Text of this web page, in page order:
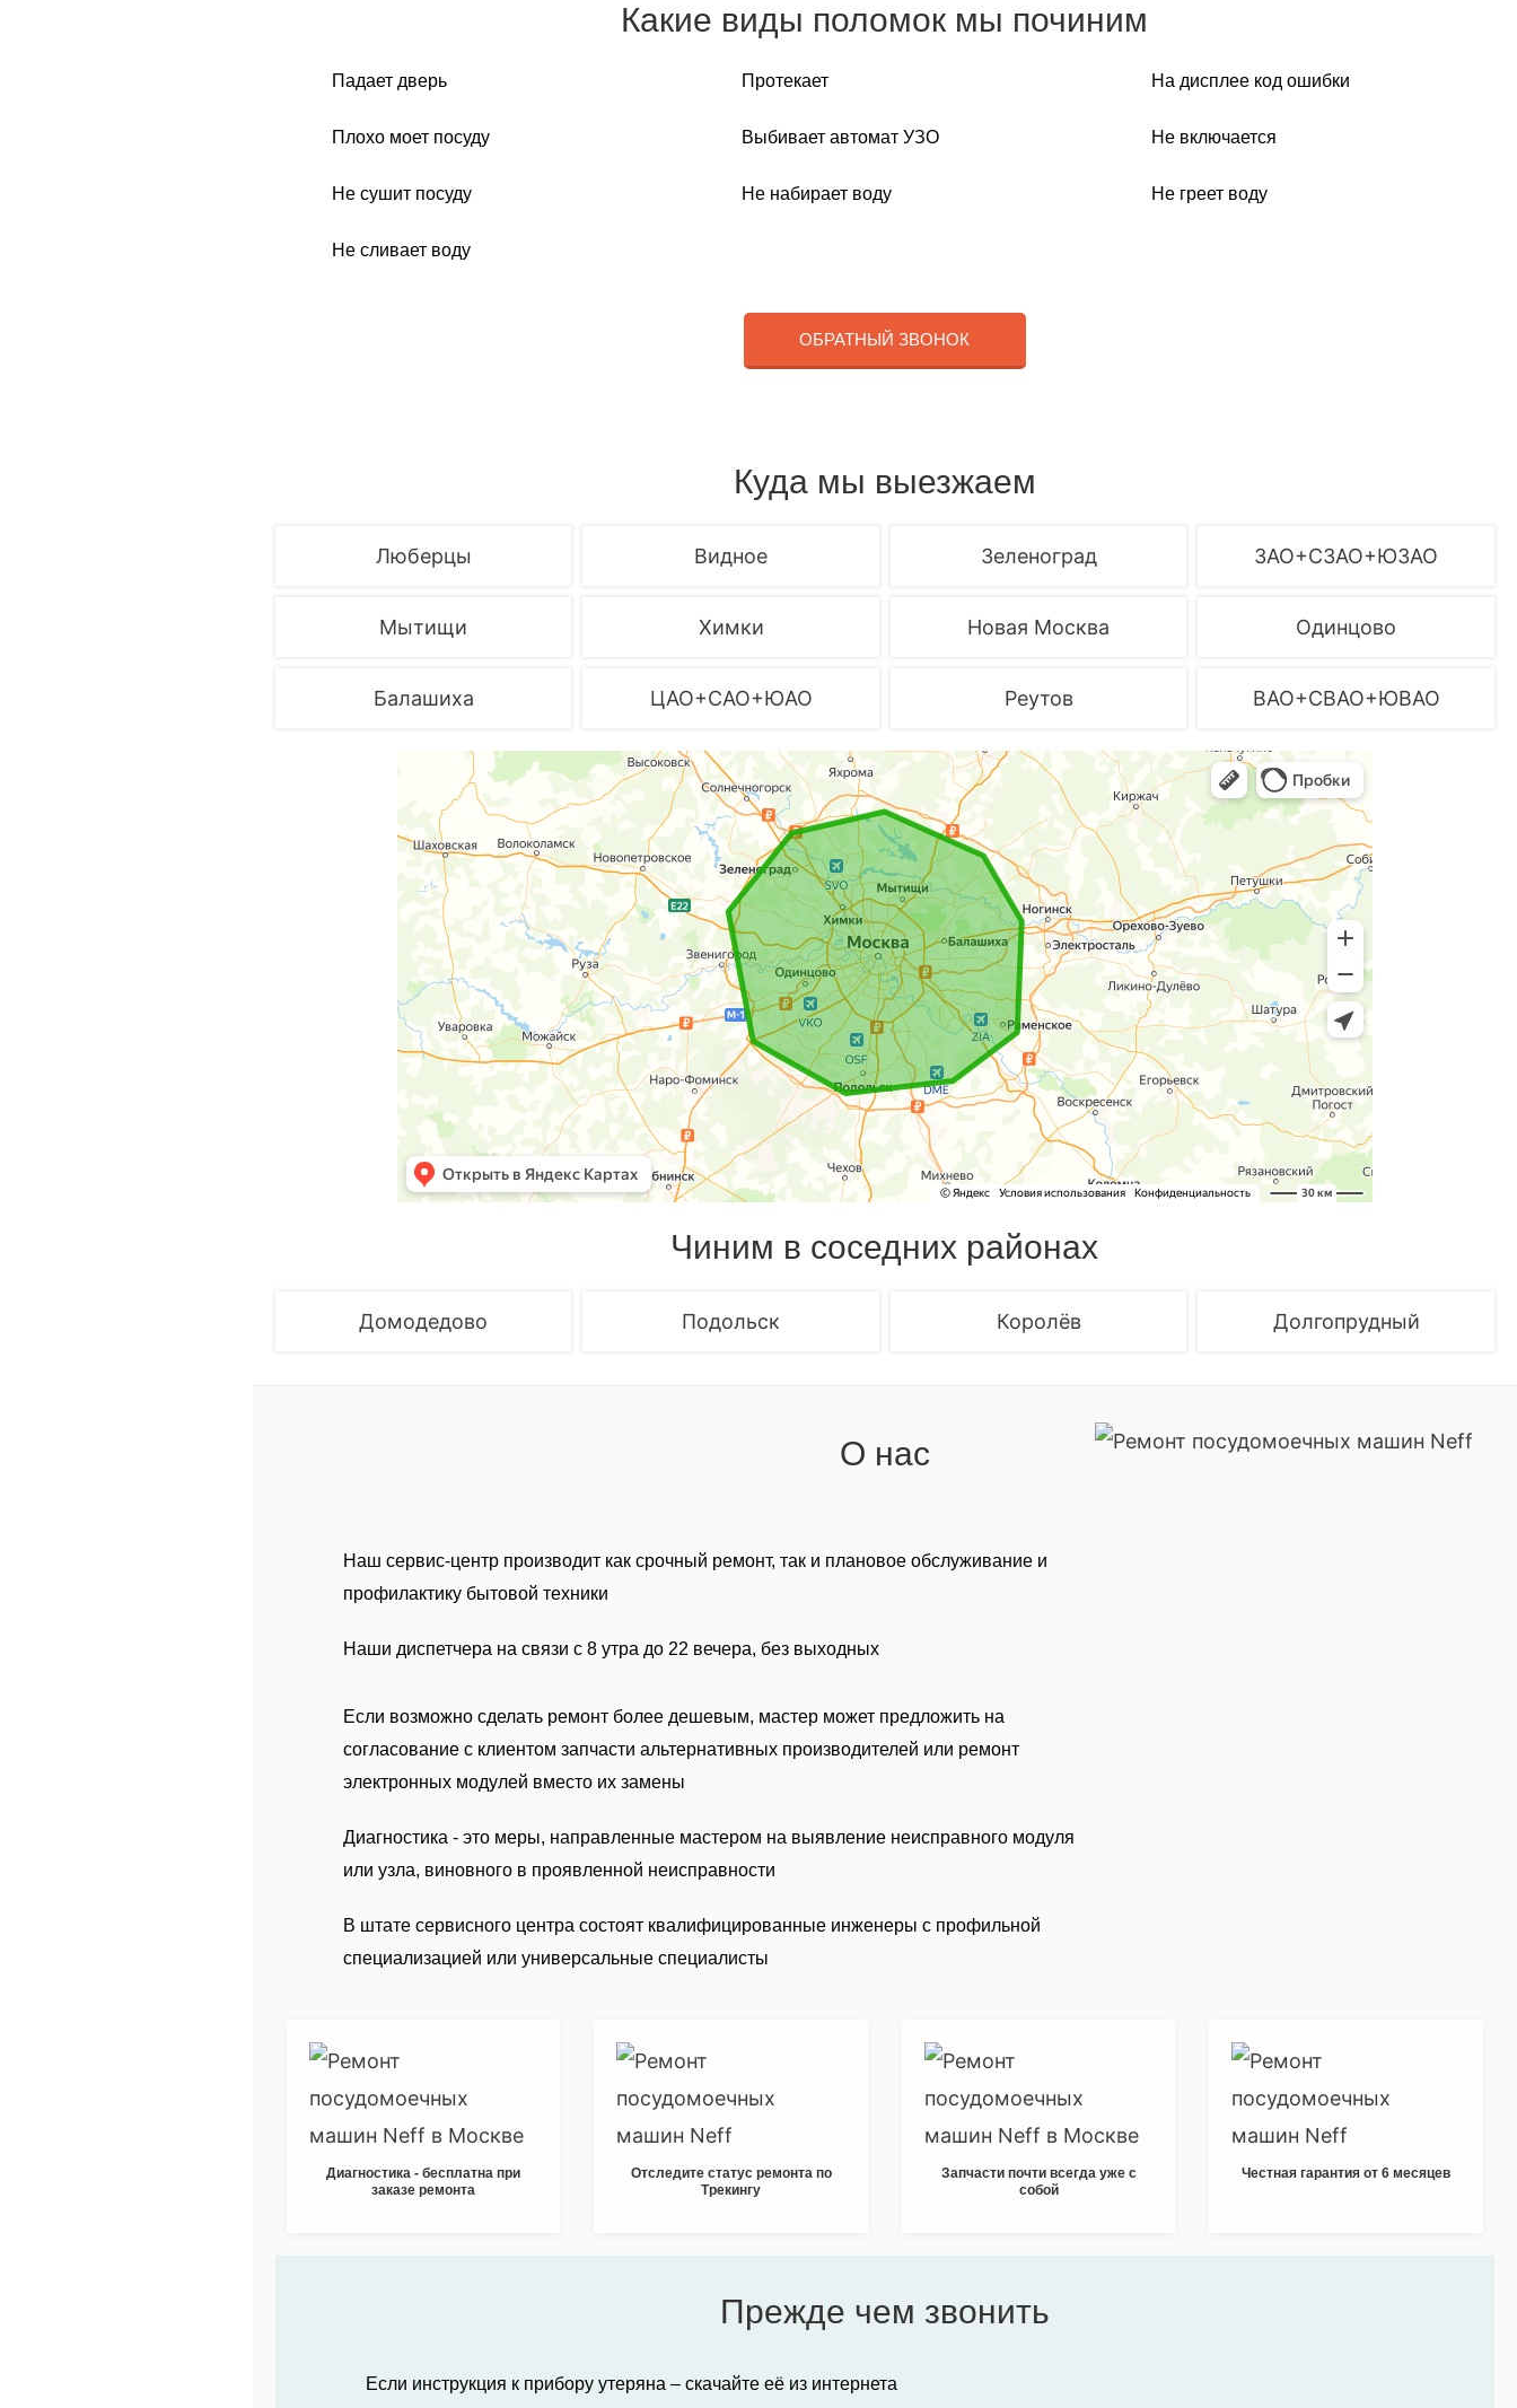
Какие виды поломок мы починим
Падает дверь Протекает На дисплее код ошибки
Плохо моет посуду Выбивает автомат УЗО Не включается
Не сушит посуду Не набирает воду Не греет воду
Не сливает воду
ОБРАТНЫЙ ЗВОНОК
Куда мы выезжаем
Люберцы Видное Зеленоград ЗАО+СЗАО+ЮЗАО
Мытищи Химки Новая Москва Одинцово
Балашиха ЦАО+САО+ЮАО Реутов ВАО+СВАО+ЮВАО
Чиним в соседних районах
Домодедово Подольск Королёв Долгопрудный
О нас
Наш сервис-центр производит как срочный ремонт, так и плановое обслуживание и
профилактику бытовой техники
Наши диспетчера на связи с 8 утра до 22 вечера, без выходных
Если возможно сделать ремонт более дешевым, мастер может предложить на
согласование с клиентом запчасти альтернативных производителей или ремонт
электронных модулей вместо их замены
Диагностика - это меры, направленные мастером на выявление неисправного модуля
или узла, виновного в проявленной неисправности
В штате сервисного центра состоят квалифицированные инженеры с профильной
специализацией или универсальные специалисты
Диагностика - бесплатна при
заказе ремонта
Отследите статус ремонта по
Трекингу
Запчасти почти всегда уже с
собой
Честная гарантия от 6 месяцев
Прежде чем звонить
Если инструкция к прибору утеряна – скачайте её из интернета